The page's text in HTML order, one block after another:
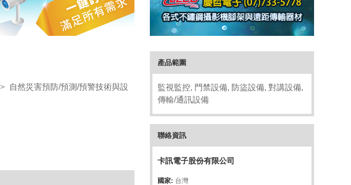
產品範圍
監視監控, 門禁設備, 防盜設備, 對講設備,
傳輸/通訊設備
聯絡資訊
卡訊電子股份有限公司
國家: 台灣
>
自然災害預防/預測/預警技術與設